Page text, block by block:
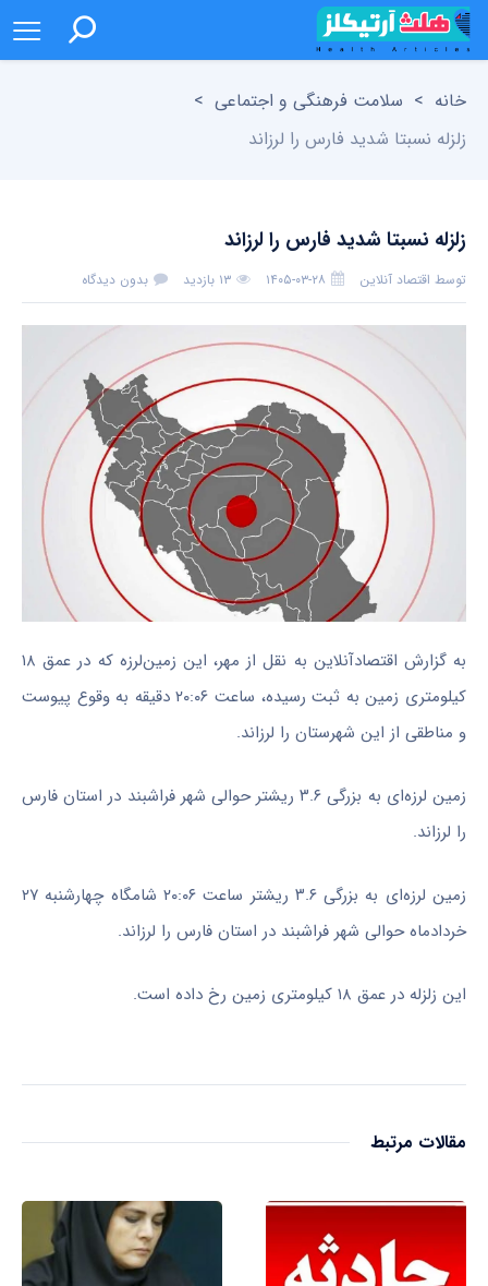
خانه > سلامت فرهنگی و اجتماعی >
زلزله نسبتا شدید فارس را لرزاند
زلزله نسبتا شدید فارس را لرزاند
توسط اقتصاد آنلاین ۱۴۰۵-۰۳-۲۸ ۱۳ بازدید بدون دیدگاه
به گزارش اقتصادآنلاین به نقل از مهر، این زمین‌لرزه که در عمق ۱۸
کیلومتری زمین به ثبت رسیده، ساعت ۲۰:۰۶ دقیقه به وقوع پیوست
و مناطقی از این شهرستان را لرزاند.
زمین لرزه‌ای به بزرگی ۳.۶ ریشتر حوالی شهر فراشبند در استان فارس
را لرزاند.
زمین لرزه‌ای به بزرگی ۳.۶ ریشتر ساعت ۲۰:۰۶ شامگاه چهارشنبه ۲۷
خردادماه حوالی شهر فراشبند در استان فارس را لرزاند.
این زلزله در عمق ۱۸ کیلومتری زمین رخ داده است.
مقالات مرتبط